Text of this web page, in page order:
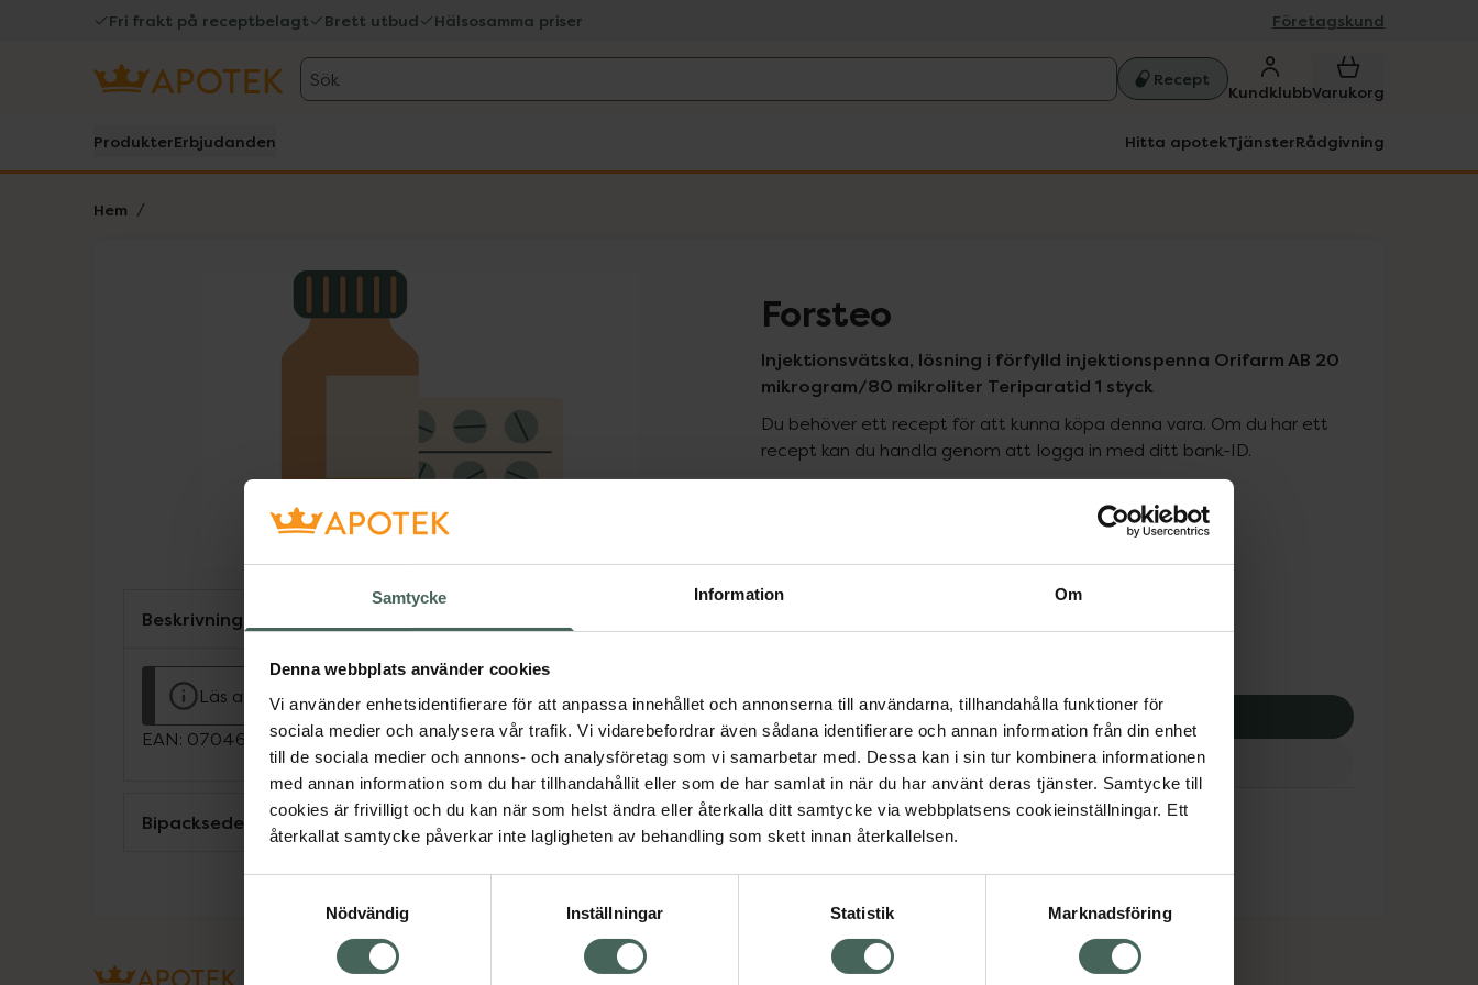
Samtycke Information Om
Denna webbplats använder cookies
Vi använder enhetsidentifierare för att anpassa innehållet och annonserna till användarna, tillhandahålla funktioner för
sociala medier och analysera vår trafik. Vi vidarebefordrar även sådana identifierare och annan information från din enhet
till de sociala medier och annons- och analysföretag som vi samarbetar med. Dessa kan i sin tur kombinera informationen
med annan information som du har tillhandahållit eller som de har samlat in när du har använt deras tjänster. Samtycke till
cookies är frivilligt och du kan när som helst ändra eller återkalla ditt samtycke via webbplatsens cookieinställningar. Ett
återkallat samtycke påverkar inte lagligheten av behandling som skett innan återkallelsen.
Nödvändig
Inställningar Statistik Marknadsföring
Fri frakt på receptbelagt Brett utbud Hälsosamma priser Företagskund
Sök Recept
KundklubbVarukorg
ProdukterErbjudanden Hitta apotekTjänsterRådgivning
Hem
Lista: . Innehåller 1 objekt. Forsteo
Injektionsvätska, lösning i förfylld injektionspenna Orifarm AB 20
mikrogram/80 mikroliter Teriparatid 1 styck
Du behöver ett recept för att kunna köpa denna vara. Om du har ett
recept kan du handla genom att logga in med ditt bank-ID.
Pris med recept
1563,20 kr
Köp via ditt recept
Aktuella erbjudanden
Beskrivning
Läs alltid bipacksedeln innan användning.
EAN: 07046260797420
Bipacksedel från FASS Visa
Om recept och läkemedel